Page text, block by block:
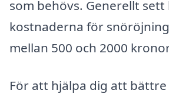
som behövs. Generellt sett
kostnaderna för
mellan 500 och 2000
För att hjälpa dig att